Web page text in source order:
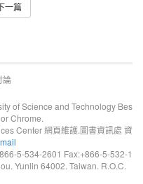
一篇
論
of Science and Technology Bes
Chrome.
Center 網頁維護.圖書資訊處 資
5-534-2601 Fax:+866-5-532-1
Yunlin 64002. Taiwan. R.O.C.